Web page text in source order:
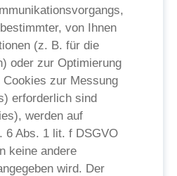
von Ihnen
(z. B. für die
oder zur Optimierung
zur Messung
erforderlich sind
werden auf
6 Abs. 1 lit. f DSGVO
keine andere
wird. Der